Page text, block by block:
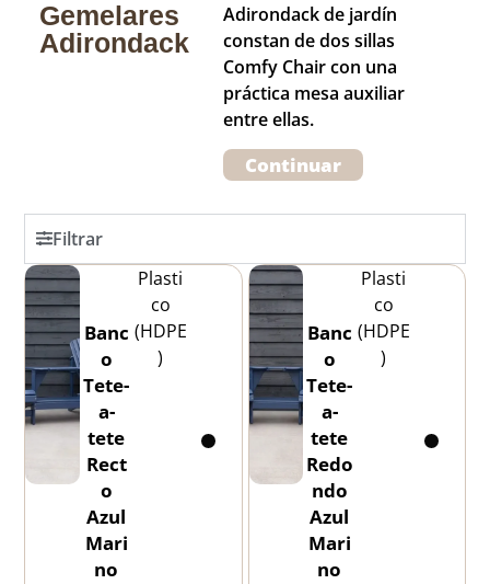
Gemelares
Adirondack
Adirondack de jardín
constan de dos sillas
Comfy Chair con una
práctica mesa auxiliar
entre ellas.
Continuar
Filtrar
Banc
o
Tete-
a-
tete
Rect
o
Azul
Mari
no
Plasti
co
(HDPE
)
Banc
o
Tete-
a-
tete
Redo
ndo
Azul
Mari
no
Plasti
co
(HDPE
)